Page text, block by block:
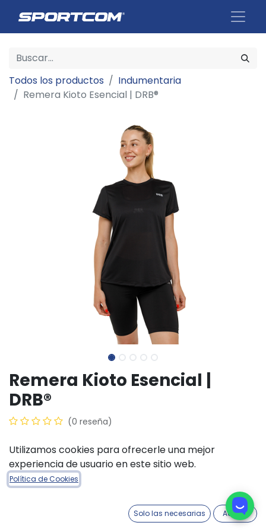
Todos los productos
Indumentaria
Remera Kioto Esencial | DRB®
Remera Kioto Esencial |
DRB®
(0 reseña)
$24.000,00
COLORES INDUMENTARIA
Utilizamos cookies para ofrecerle una mejor
experiencia de usuario en este sitio web.
Política de Cookies
Solo las necesarias Acepto